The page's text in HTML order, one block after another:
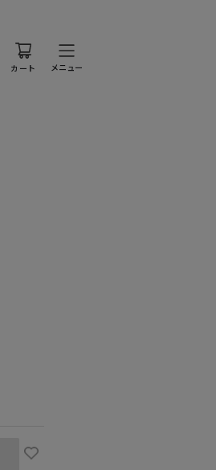
カート メニュー